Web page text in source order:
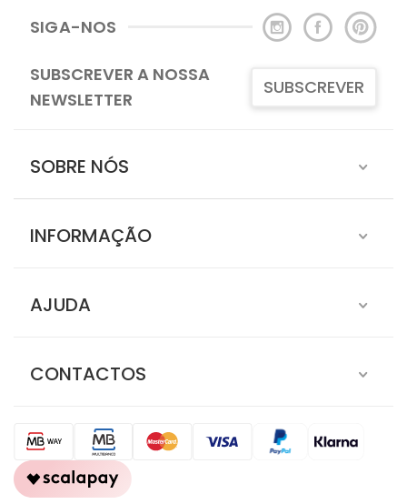
SIGA-NOS
SUBSCREVER A NOSSA
NEWSLETTER
SUBSCREVER
SOBRE NÓS
INFORMAÇÃO
AJUDA
CONTACTOS